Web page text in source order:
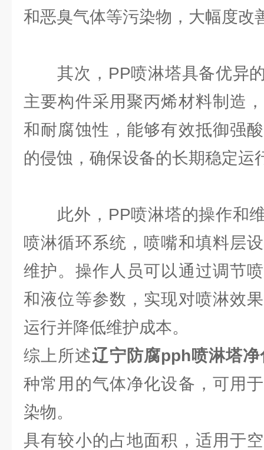
和恶臭气体等污染物，大幅度改
其次，PP喷淋塔具备优异的
主要构件采用聚丙烯材料制造
和耐腐蚀性，能够有效抵御强
的侵蚀，确保设备的长期稳定运
此外，PP喷淋塔的操作和维
喷淋循环系统，喷嘴和填料层
维护。操作人员可以通过调节
和液位等参数，实现对喷淋效
运行并降低维护成本。
综上所述辽宁防腐pph喷淋塔净
种常用的气体净化设备，可用
染物。
具有较小的占地面积，适用于